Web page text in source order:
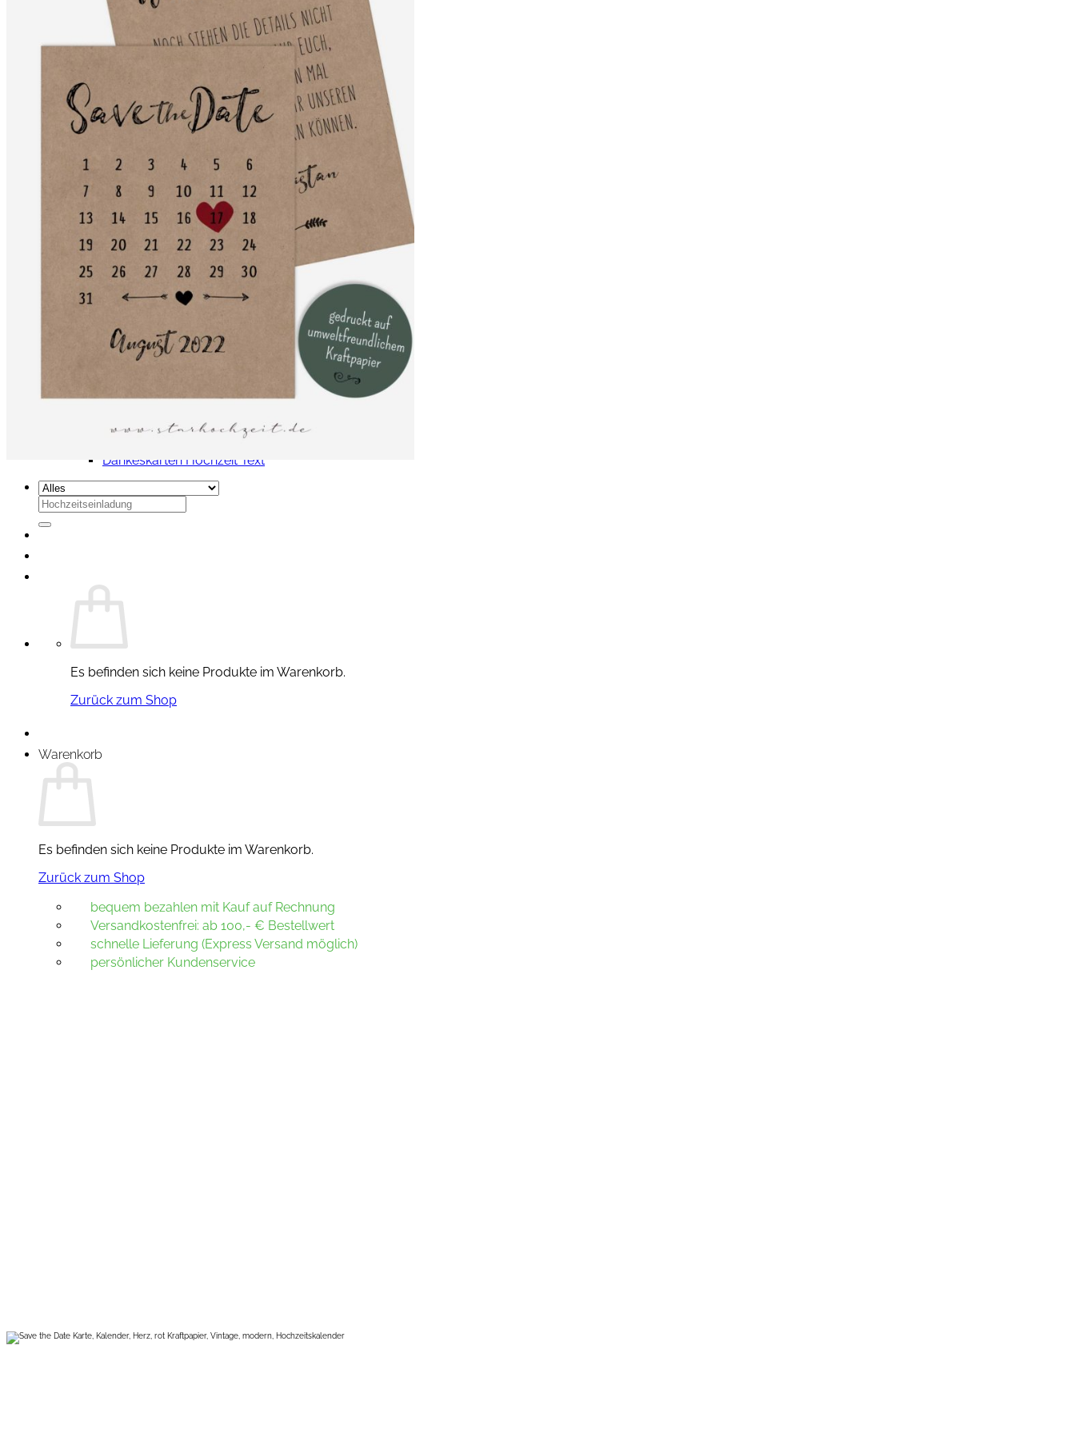
Save-the-Date
Save the Date Karten Hochzeit
Save-the-Date Karten Kraftpapier
Hochzeitseinladungen
Hochzeitseinladungen
Hochzeitseinladungen Kraftpapier
Hochzeitseinladungen selbst gestalten
Hochzeitseinladungen Text
Einladungskarten goldene Hochzeit
Dankeskarten Hochzeit
Dankeskarten Hochzeit
Dankeskarten Kraftpapier
Dankeskarten selbst gestalten
Dankeskarten Hochzeit Text
Anhänger Gastgeschenk Hochzeit
Namensschilder Gäste
Briefumschläge
Inspirationen zur Hochzeit
Dankeskarten Hochzeit Text
Suchen
nach:
Es befinden sich keine Produkte im Warenkorb.
Zurück zum Shop
Warenkorb
Es befinden sich keine Produkte im Warenkorb.
Zurück zum Shop
bequem bezahlen mit Kauf auf Rechnung
Versandkostenfrei: ab 100,- € Bestellwert
schnelle Lieferung (Express Versand möglich)
persönlicher Kundenservice